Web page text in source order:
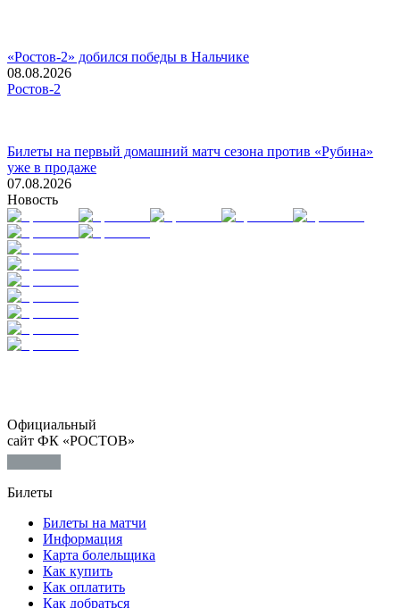
«Ростов-2» добился победы в Нальчике
08.08.2026
Ростов-2
Билеты на первый домашний матч сезона против «Рубина»
уже в продаже
07.08.2026
Новость
Официальный
сайт ФК «РОСТОВ»
Билеты
Билеты на матчи
Информация
Карта болельщика
Как купить
Как оплатить
Как добраться